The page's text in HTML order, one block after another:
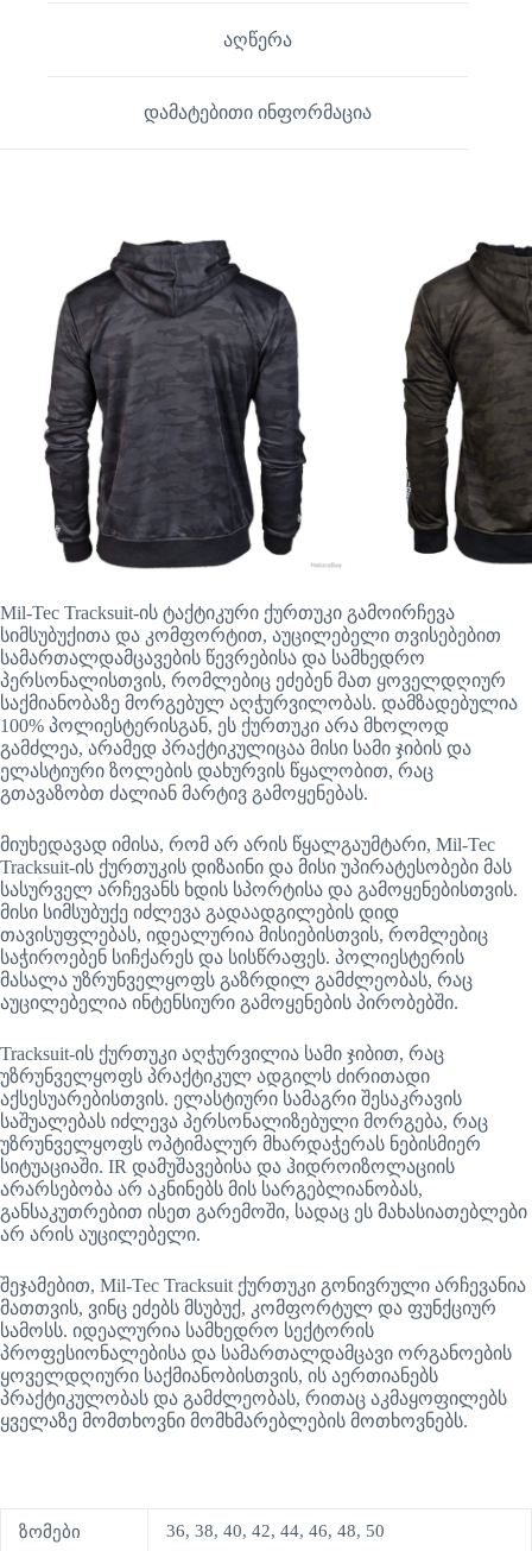
აღწერა
დამატებითი ინფორმაცია
Mil-Tec Tracksuit-ის ტაქტიკური ქურთუკი გამოირჩევა
სიმსუბუქითა და კომფორტით, აუცილებელი თვისებებით
სამართალდამცავების წევრებისა და სამხედრო
პერსონალისთვის, რომლებიც ეძებენ მათ ყოველდღიურ
საქმიანობაზე მორგებულ აღჭურვილობას. დამზადებულია
100% პოლიესტერისგან, ეს ქურთუკი არა მხოლოდ
გამძლეა, არამედ პრაქტიკულიცაა მისი სამი ჯიბის და
ელასტიური ზოლების დახურვის წყალობით, რაც
გთავაზობთ ძალიან მარტივ გამოყენებას.
მიუხედავად იმისა, რომ არ არის წყალგაუმტარი, Mil-Tec
Tracksuit-ის ქურთუკის დიზაინი და მისი უპირატესობები მას
სასურველ არჩევანს ხდის სპორტისა და გამოყენებისთვის.
მისი სიმსუბუქე იძლევა გადაადგილების დიდ
თავისუფლებას, იდეალურია მისიებისთვის, რომლებიც
საჭიროებენ სიჩქარეს და სისწრაფეს. პოლიესტერის
მასალა უზრუნველყოფს გაზრდილ გამძლეობას, რაც
აუცილებელია ინტენსიური გამოყენების პირობებში.
Tracksuit-ის ქურთუკი აღჭურვილია სამი ჯიბით, რაც
უზრუნველყოფს პრაქტიკულ ადგილს ძირითადი
აქსესუარებისთვის. ელასტიური სამაგრი შესაკრავის
საშუალებას იძლევა პერსონალიზებული მორგება, რაც
უზრუნველყოფს ოპტიმალურ მხარდაჭერას ნებისმიერ
სიტუაციაში. IR დამუშავებისა და ჰიდროიზოლაციის
არარსებობა არ აკნინებს მის სარგებლიანობას,
განსაკუთრებით ისეთ გარემოში, სადაც ეს მახასიათებლები
არ არის აუცილებელი.
შეჯამებით, Mil-Tec Tracksuit ქურთუკი გონივრული არჩევანია
მათთვის, ვინც ეძებს მსუბუქ, კომფორტულ და ფუნქციურ
სამოსს. იდეალურია სამხედრო სექტორის
პროფესიონალებისა და სამართალდამცავი ორგანოების
ყოველდღიური საქმიანობისთვის, ის აერთიანებს
პრაქტიკულობას და გამძლეობას, რითაც აკმაყოფილებს
ყველაზე მომთხოვნი მომხმარებლების მოთხოვნებს.
ზომები 36, 38, 40, 42, 44, 46, 48, 50